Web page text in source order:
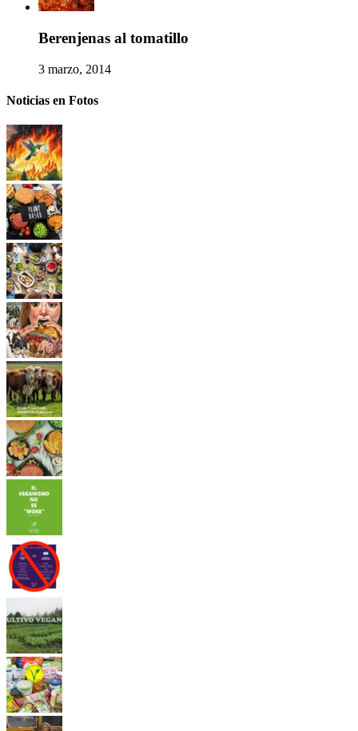
Berenjenas al tomatillo
3 marzo, 2014
Noticias en Fotos